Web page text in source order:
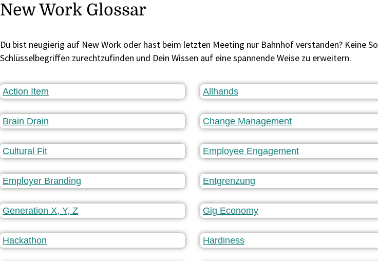
New Work Glossar
Du bist neugierig auf New Work oder hast beim letzten Meeting nur Bahnhof verstanden? Keine
Schlüsselbegriffen zurechtzufinden und Dein Wissen auf eine spannende Weise zu erweitern.
Action Item Allhands
Brain Drain Change Management
Cultural Fit Employee Engagement
Employer Branding Entgrenzung
Generation X, Y, Z Gig Economy
Hackathon Hardiness